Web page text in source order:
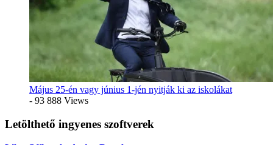
Május 25-én vagy június 1-jén nyitják ki az iskolákat
- 93 888 Views
Letölthető ingyenes szoftverek